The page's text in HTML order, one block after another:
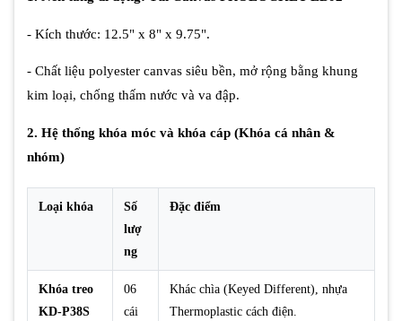
- Kích thước: 12.5" x 8" x 9.75".
- Chất liệu polyester canvas siêu bền, mở rộng bằng khung
kim loại, chống thấm nước và va đập.
2. Hệ thống khóa móc và khóa cáp (Khóa cá nhân &
nhóm)
Loại khóa
Số
lượ
ng
Đặc điểm
Khóa treo
KD-P38S
06
cái
Khác chìa (Keyed Different), nhựa
Thermoplastic cách điện.